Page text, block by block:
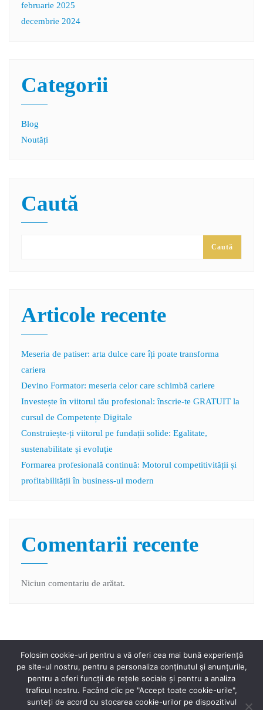
februarie 2025
decembrie 2024
Categorii
Blog
Noutăți
Caută
Caută
Articole recente
Meseria de patiser: arta dulce care îți poate transforma
cariera
Devino Formator: meseria celor care schimbă cariere
Investește în viitorul tău profesional: înscrie-te GRATUIT la
cursul de Competențe Digitale
Construiește-ți viitorul pe fundații solide: Egalitate,
sustenabilitate și evoluție
Formarea profesională continuă: Motorul competitivității și
profitabilității în business-ul modern
Comentarii recente
Niciun comentariu de arătat.
Home Proiect Anunțuri Noutăți Contact
Folosim cookie-uri pentru a vă oferi cea mai bună experiență
pe site-ul nostru, pentru a personaliza conținutul și anunțurile,
pentru a oferi funcții de rețele sociale și pentru a analiza
traficul nostru. Facând clic pe "Accept toate cookie-urile",
sunteți de acord cu stocarea cookie-urilor pe dispozitivul